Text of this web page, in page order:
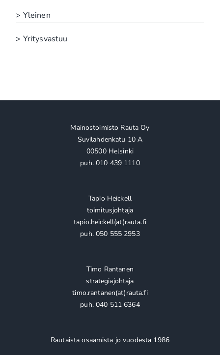
> Yleinen
> Yritysvastuu
Mainostoimisto Rauta Oy
Suvilahdenkatu 10 A
00500 Helsinki
puh. 010 439 1110
Tapio Heickell
toimitusjohtaja
tapio.heickell(at)rauta.fi
puh. 050 555 2953
Timo Rantanen
strategiajohtaja
timo.rantanen(at)rauta.fi
puh. 040 511 6364
Rautaista osaamista jo vuodesta 1986